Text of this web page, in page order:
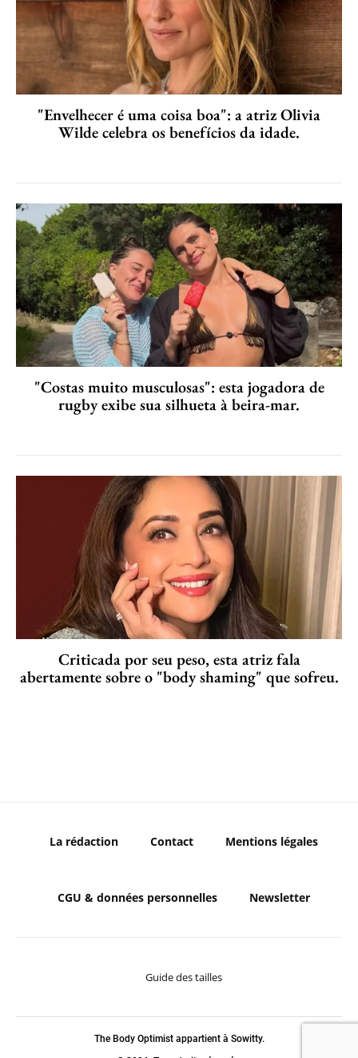
"Envelhecer é uma coisa boa": a atriz Olivia
Wilde celebra os benefícios da idade.
"Costas muito musculosas": esta jogadora de
rugby exibe sua silhueta à beira-mar.
Criticada por seu peso, esta atriz fala
abertamente sobre o "body shaming" que sofreu.
La rédaction Contact Mentions légales
CGU & données personnelles Newsletter
Guide des tailles
The Body Optimist appartient à Sowitty.